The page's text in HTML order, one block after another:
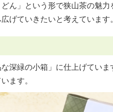
ん」という形で狭山茶の魅
げていきたいと考えています。
深緑の小箱」に仕上げてい
ます。